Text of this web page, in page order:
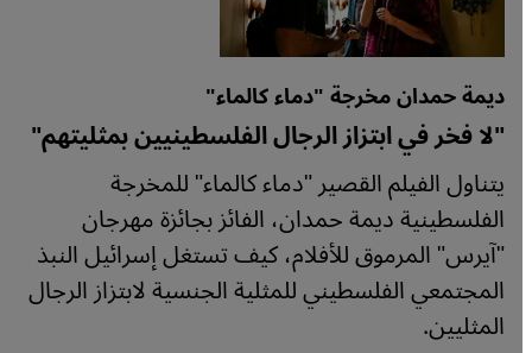
ديمة حمدان مخرجة "دماء كالماء"
"لا فخر في ابتزاز الرجال الفلسطينيين بمثليتهم"
يتناول الفيلم القصير "دماء كالماء" للمخرجة
الفلسطينية ديمة حمدان، الفائز بجائزة مهرجان
"آيرس" المرموق للأفلام، كيف تستغل إسرائيل النبذ
المجتمعي الفلسطيني للمثلية الجنسية لابتزاز الرجال
المثليين.